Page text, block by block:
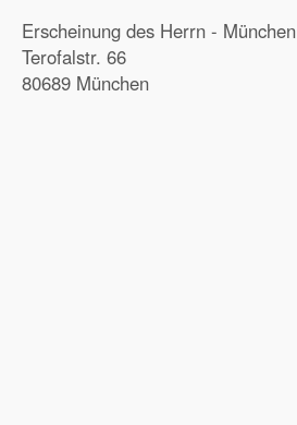
Erscheinung des Herrn - München
Terofalstr. 66
80689 München